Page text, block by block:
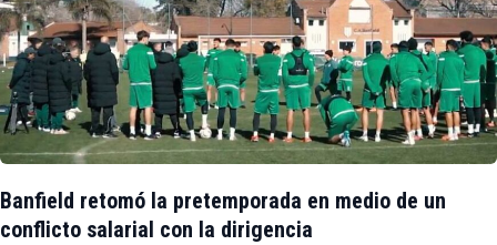
Banfield retomó la pretemporada en medio de un
conflicto salarial con la dirigencia